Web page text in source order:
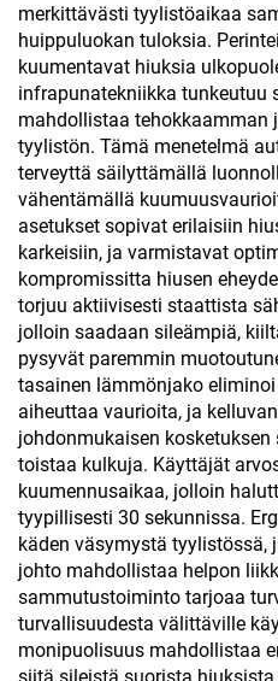
merkittävästi tyylistöaikaa
huippuluokan tuloksia.
kuumentavat hiuksia
infrapunatekniikka tunkeutuu
mahdollistaa tehokkaamman
tyylistön. Tämä menetelmä
terveyttä säilyttämällä
vähentämällä
asetukset sopivat erilaisiin
karkeisiin, ja varmistavat
kompromissitta hiusen
torjuu aktiivisesti staattista
jolloin saadaan sileämpiä,
pysyvät paremmin
tasainen lämmönjako
aiheuttaa vaurioita, ja
johdonmukaisen
toistaa kulkuja. Käyttäjät
kuumennusaikaa, jolloin
tyypillisesti 30 sekunnissa.
käden väsymystä
johto mahdollistaa helpon
sammutustoiminto tarjoaa
turvallisuudesta välittäville
monipuolisuus mahdollistaa